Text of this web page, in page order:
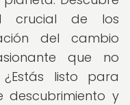
crucial de los
del cambio
que no
listo para
y